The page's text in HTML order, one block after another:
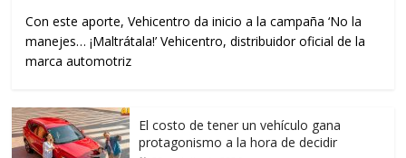
Con este aporte, Vehicentro da inicio a la campaña ‘No la
manejes… ¡Maltrátala!’ Vehicentro, distribuidor oficial de la
marca automotriz
El costo de tener un vehículo gana
protagonismo a la hora de decidir